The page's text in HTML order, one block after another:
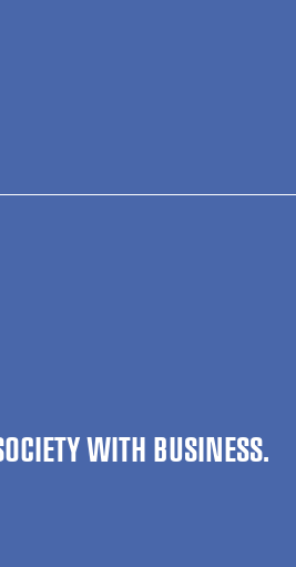
WITH BUSINESS.